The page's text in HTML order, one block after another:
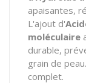
apaisantes,
L'ajout d'
moléculaire
durable,
grain de
complet.